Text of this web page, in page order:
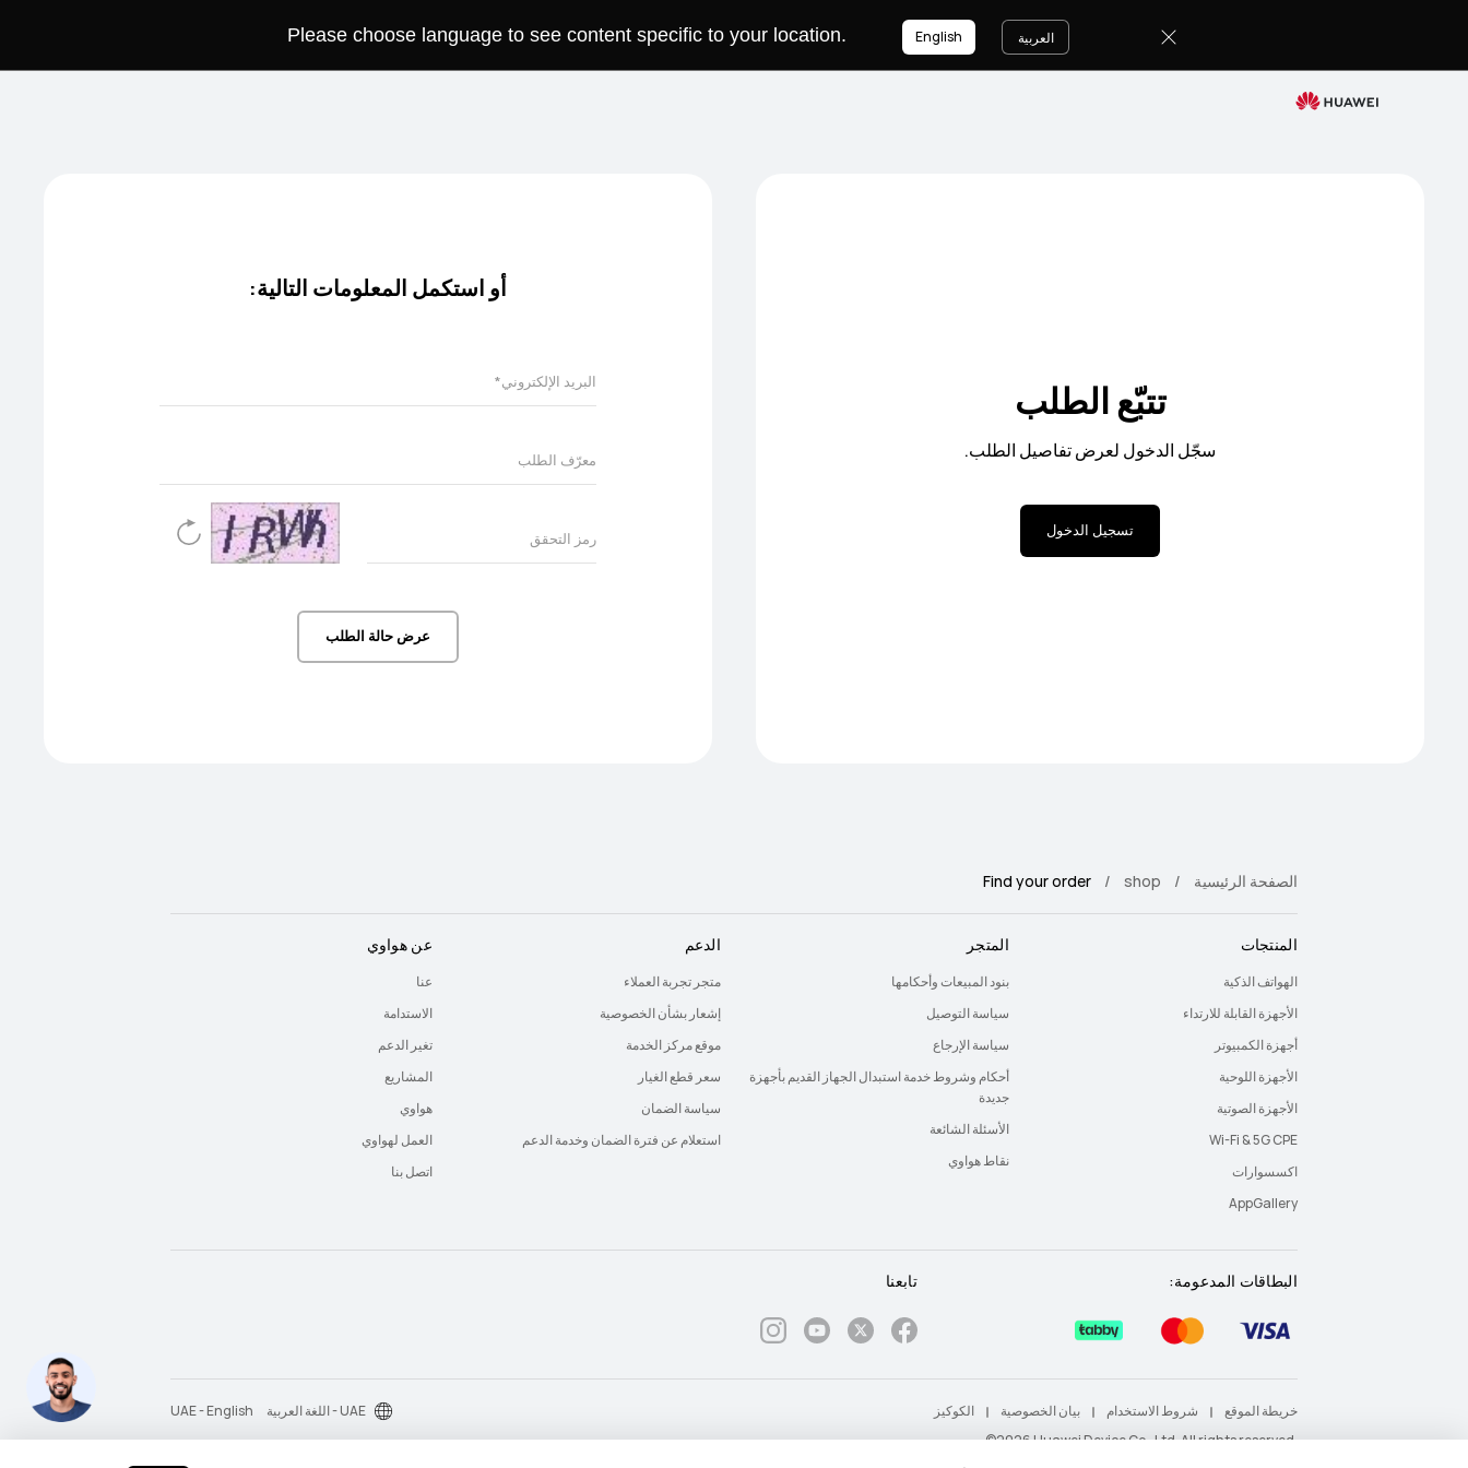
Please choose language to see content specific to your location. العربية English
تتبّع الطلب
سجّل الدخول لعرض تفاصيل الطلب.
تسجيل الدخول
أو استكمل المعلومات التالية:
عرض حالة الطلب
الصفحة الرئيسية shop
Find your order
المنتجات
الهواتف الذكية
الأجهزة القابلة للارتداء
أجهزة الكمبيوتر
الأجهزة اللوحية
الأجهزة الصوتية
Wi-Fi & 5G CPE
اكسسوارات
AppGallery
المتجر
بنود المبيعات وأحكامها
سياسة التوصيل
سياسة الإرجاع
أحكام وشروط خدمة استبدال الجهاز القديم بأجهزة
جديدة
الأسئلة الشائعة
نقاط هواوي
الدعم
متجر تجربة العملاء
إشعار بشأن الخصوصية
موقع مركز الخدمة
سعر قطع الغيار
سياسة الضمان
استعلام عن فترة الضمان وخدمة الدعم
عن هواوي
عنا
الاستدامة
تغير الدعم
المشاريع
هواوي
العمل لهواوي
اتصل بنا
البطاقات المدعومة: تابعنا
‎©2026 Huawei Device Co., Ltd. All rights reserved.‎
خريطة الموقع شروط الاستخدام بيان الخصوصية الكوكيز UAE - اللغة العربية UAE - English